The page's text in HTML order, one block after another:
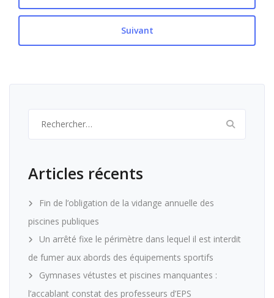
Suivant
Articles récents
Fin de l’obligation de la vidange annuelle des
piscines publiques
Un arrêté fixe le périmètre dans lequel il est interdit
de fumer aux abords des équipements sportifs
Gymnases vétustes et piscines manquantes :
l’accablant constat des professeurs d’EPS